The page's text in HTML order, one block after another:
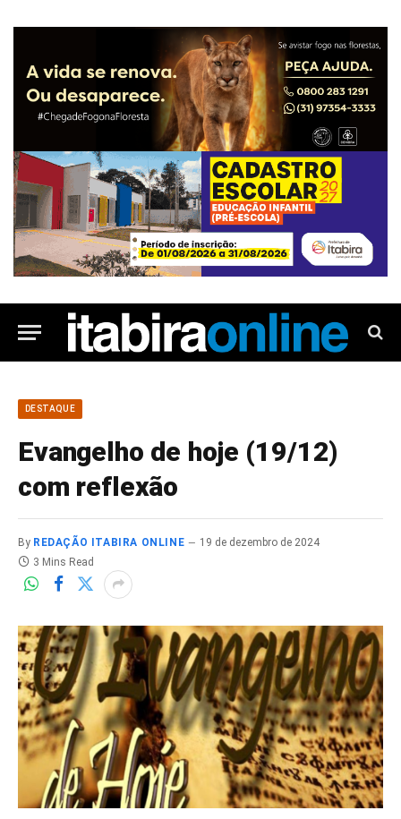
DESTAQUE
Evangelho de hoje (19/12)
com reflexão
By REDAÇÃO ITABIRA ONLINE
19 de dezembro de 2024
3 Mins Read